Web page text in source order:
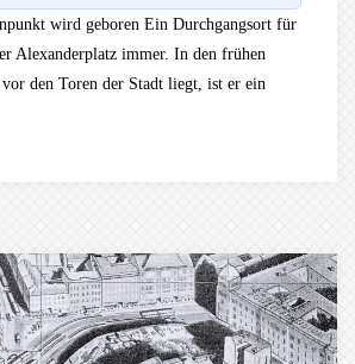
wird geboren Ein Durchgangsort für
Alexanderplatz immer. In den frühen
vor den Toren der Stadt liegt, ist er ein